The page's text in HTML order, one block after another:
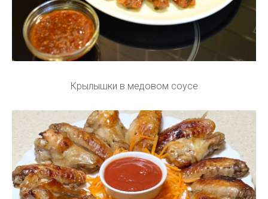
Крылышки в медовом соусе